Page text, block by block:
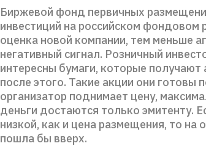
Биржевой фонд первичных
инвестиций на российском
оценка новой компании, тем меньше
негативный сигнал. Розничный
интересны бумаги, которые получают
после этого. Такие акции они готовы
организатор поднимает цену,
деньги достаются только эмитенту.
низкой, как и цена размещения, то на
пошла бы вверх.